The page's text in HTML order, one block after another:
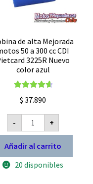
de alta Mejorada
50 a 300 cc CDI
3225R Nuevo
color azul
4.78
$ 37.890
-
Bobina
alta
Mejorada
motos
50
a
+
Añadir al carrito
20 disponibles